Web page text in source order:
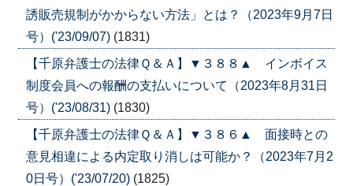
誘販売規制がかからない方法」とは？（2023年9月7日
号）('23/09/07) (1831)
【千原弁護士の法律Ｑ＆Ａ】▼３８８▲ インボイス
制度会員への報酬の支払いについて（2023年8月31日
号）('23/08/31) (1830)
【千原弁護士の法律Ｑ＆Ａ】▼３８６▲ 面接時との
意見相違による内定取り消しは可能か？（2023年7月2
0日号）('23/07/20) (1825)